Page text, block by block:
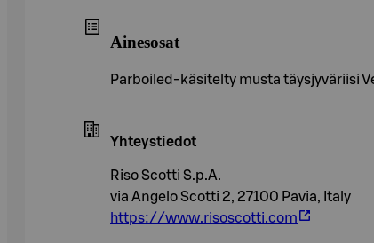
Ainesosat
Parboiled-käsitelty musta täysjyväriisi
Yhteystiedot
Riso Scotti S.p.A.
via Angelo Scotti 2, 27100 Pavia, Italy
https://www.risoscotti.com